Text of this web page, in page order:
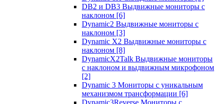
DB2 и DB3 Выдвижные мониторы с
наклоном [6]
Dynamic2 Выдвижные мониторы с
наклоном [3]
Dynamic X2 Выдвижные мониторы с
наклоном [8]
DynamicX2Talk Выдвижные мониторы
с наклоном и выдвижным микрофоном
[2]
Dynamic 3 Мониторы с уникальным
механизмом трансформации [6]
Dynamic3Reverse Мониторы с